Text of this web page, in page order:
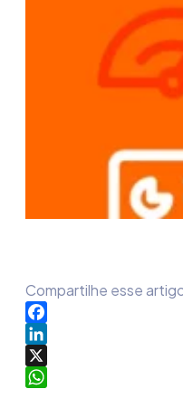
Compartilhe esse
Facebook
LinkedIn
X